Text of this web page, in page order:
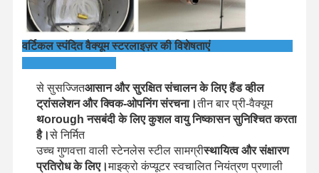
घर
कारखाने का दौरा गुणवत्ता नियंत्रण हमसे संपर्क करें समाचार
वर्टिकल स्पंदित वैक्यूम स्टरलाइज़र की विशेषताएं
से सुसज्जितआसान और सुरक्षित संचालन के लिए हैंड व्हील
ट्रांसलेशन और क्विक-ओपनिंग संरचना।तीन बार प्री-वैक्यूम
थorough नसबंदी के लिए कुशल वायु निष्कासन सुनिश्चित करता
है।से निर्मित
उच्च गुणवत्ता वाली स्टेनलेस स्टील सामग्रीस्थायित्व और संक्षारण
प्रतिरोध के लिए।माइक्रो कंप्यूटर स्वचालित नियंत्रण प्रणाली